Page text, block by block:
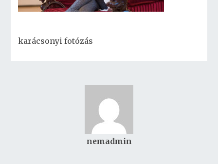
karácsonyi fotózás
nemadmin